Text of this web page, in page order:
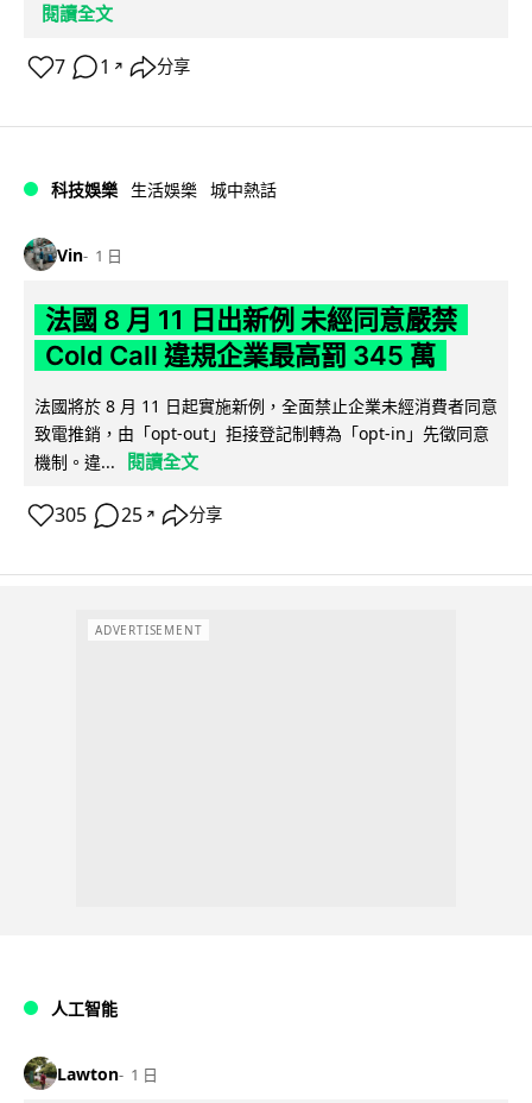
閱讀全文
7 1 ↗ 分享
科技娛樂 生活娛樂 城中熱話
Vin 1 日
法國 8 月 11 日出新例 未經同意嚴禁
Cold Call 違規企業最高罰 345 萬
法國將於 8 月 11 日起實施新例，全面禁止企業未經消費者同意
致電推銷，由「opt-out」拒接登記制轉為「opt-in」先徵同意
機制。違...
閱讀全文
305 25 ↗ 分享
ADVERTISEMENT
人工智能
Lawton 1 日